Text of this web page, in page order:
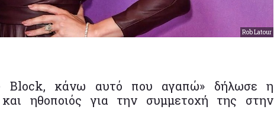
Rob Latour
κάνω αυτό που αγαπώ» δήλωσε η
και ηθοποιός για την συμμετοχή της στην